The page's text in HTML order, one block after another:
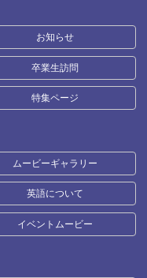
お知らせ
卒業生訪問
特集ページ
ムービーギャラリー
英語について
イベントムービー